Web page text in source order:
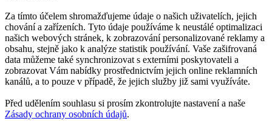
Za tímto účelem shromažďujeme údaje o našich uživatelích, jejich
chování a zařízeních. Tyto údaje používáme k neustálé optimalizaci
našich webových stránek, k zobrazování personalizované reklamy a
obsahu, stejně jako k analýze statistik používání. Vaše zašifrovaná
data můžeme také synchronizovat s externími poskytovateli a
zobrazovat Vám nabídky prostřednictvím jejich online reklamních
kanálů, a to pouze v případě, že jejich služby již sami využíváte.
Před udělením souhlasu si prosím zkontrolujte nastavení a naše
Zásady ochrany osobních údajů.